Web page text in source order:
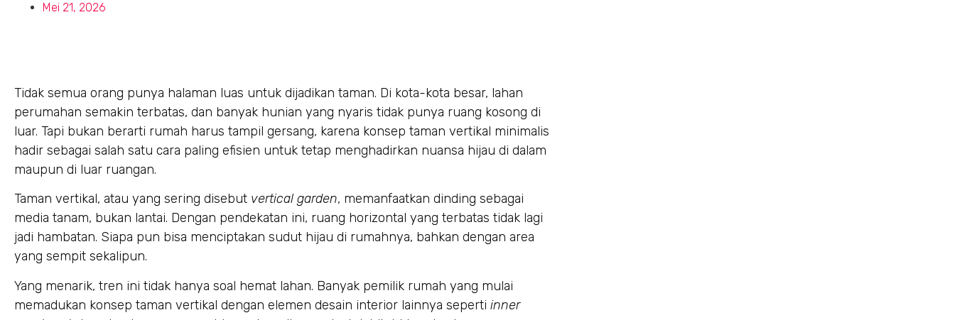
Mei 21, 2026
Tidak semua orang punya halaman luas untuk dijadikan taman. Di kota-kota besar, lahan
perumahan semakin terbatas, dan banyak hunian yang nyaris tidak punya ruang kosong di
luar. Tapi bukan berarti rumah harus tampil gersang, karena konsep taman vertikal minimalis
hadir sebagai salah satu cara paling efisien untuk tetap menghadirkan nuansa hijau di dalam
maupun di luar ruangan.
Taman vertikal, atau yang sering disebut vertical garden, memanfaatkan dinding sebagai
media tanam, bukan lantai. Dengan pendekatan ini, ruang horizontal yang terbatas tidak lagi
jadi hambatan. Siapa pun bisa menciptakan sudut hijau di rumahnya, bahkan dengan area
yang sempit sekalipun.
Yang menarik, tren ini tidak hanya soal hemat lahan. Banyak pemilik rumah yang mulai
memadukan konsep taman vertikal dengan elemen desain interior lainnya seperti inner